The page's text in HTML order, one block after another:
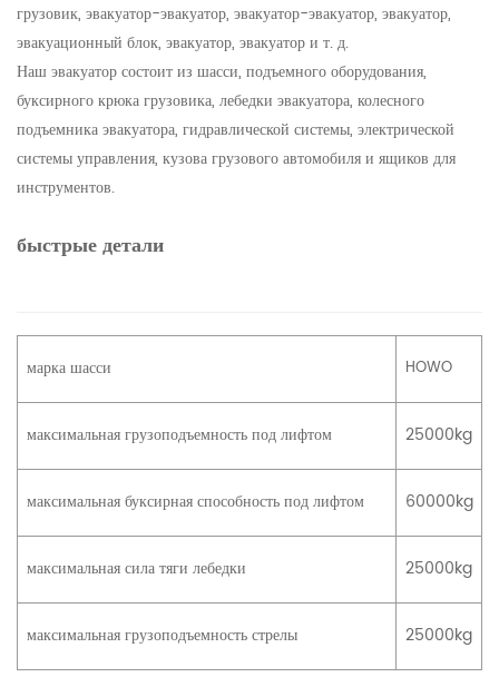
грузовик, эвакуатор-эвакуатор, эвакуатор-эвакуатор, эвакуатор,
эвакуационный блок, эвакуатор, эвакуатор и т. д.
Наш эвакуатор состоит из шасси, подъемного оборудования,
буксирного крюка грузовика, лебедки эвакуатора, колесного
подъемника эвакуатора, гидравлической системы, электрической
системы управления, кузова грузового автомобиля и ящиков для
инструментов.
быстрые детали
марка шасси HOWO
максимальная грузоподъемность под лифтом 25000kg
максимальная буксирная способность под лифтом 60000kg
максимальная сила тяги лебедки 25000kg
максимальная грузоподъемность стрелы 25000kg